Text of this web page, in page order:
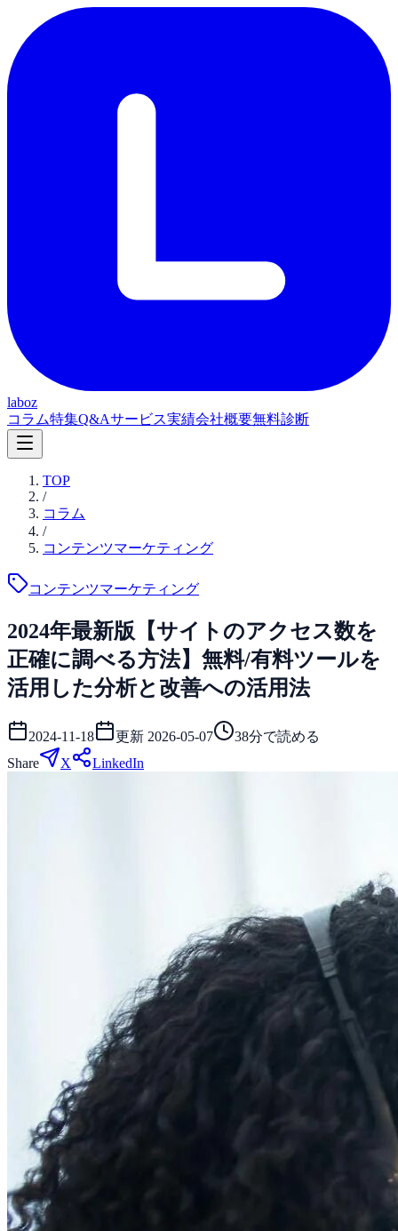
laboz
コラム特集Q&Aサービス実績会社概要無料診断
TOP
/
コラム
/
コンテンツマーケティング
コンテンツマーケティング
2024年最新版【サイトのアクセス数を
正確に調べる方法】無料/有料ツールを
活用した分析と改善への活用法
2024-11-18 更新 2026-05-07 38分で読める
Share
X LinkedIn